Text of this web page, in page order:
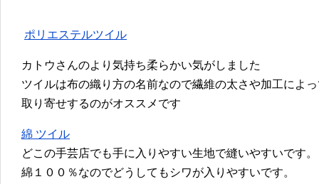
ポリエステルツイル
カトウさんのより気持ち柔らかい気がしました
ツイルは布の織り方の名前なので繊維の太さや加工によ
取り寄せするのがオススメです
綿 ツイル
どこの手芸店でも手に入りやすい生地で縫いやすいです。
綿１００％なのでどうしてもシワが入りやすいです。